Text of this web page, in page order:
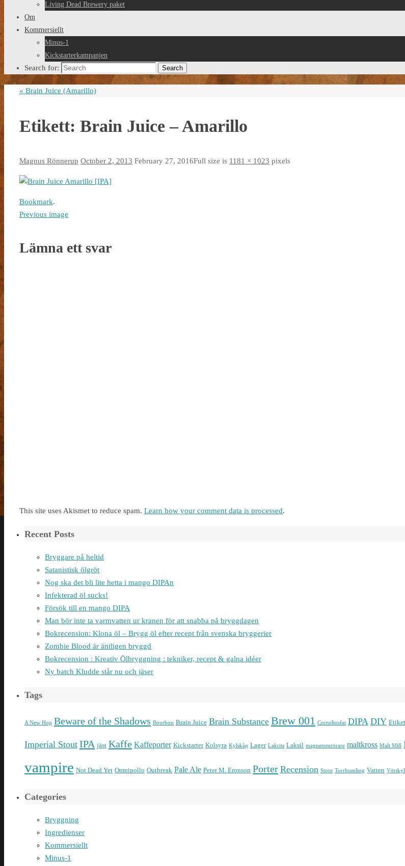
Living Dead Brewery paket
Om
Kommersiellt
Minus-1
Kickstarterkampanjen
Search for: Search
« Brain Juice (Amarillo)
Etikett: Brain Juice – Amarillo
Magnus Rönnerup October 2, 2013 February 27, 2016Full size is 1181 × 1023 pixels
Bookmark.
Previous image
Lämna ett svar
This site uses Akismet to reduce spam. Learn how your comment data is processed.
Recent Posts
Bryggare på heltid
Satanistisk ölgröt
Nog ska det bli lite hetta i mango DIPAn
Infekterad öl sucks!
Försök till en mango DIPA
Man bör inte ta varmvatten ur kranen för att snabba på bryggdagen
Bokrecension: Klona öl – Brygg öl efter recept från svenska bryggerier
Zombie Blood är äntligen bryggd
Bokrecension : Kreativ Ölbryggning : tekniker, recept & galna idéer
Ny batch Kludde står nu och jäser
Tags
A New Hop Beware of the Shadows Bourbon Brain Juice Brain Substance Brew 001 Corneliusfat DIPA DIY
Imperial Stout IPA jäst Kaffe Kaffeporter Kickstarter Kolsyra Kylskåp Lager Lakrits Laksil magnetomrörare maltkross Malt Mill
vampire Not Dead Yet Omnipollo Outbreak Pale Ale Peter M. Eronson Porter Recension Stout Torrhumling Vatten
Categories
Bryggning
Ingredienser
Kommersiellt
Minus-1